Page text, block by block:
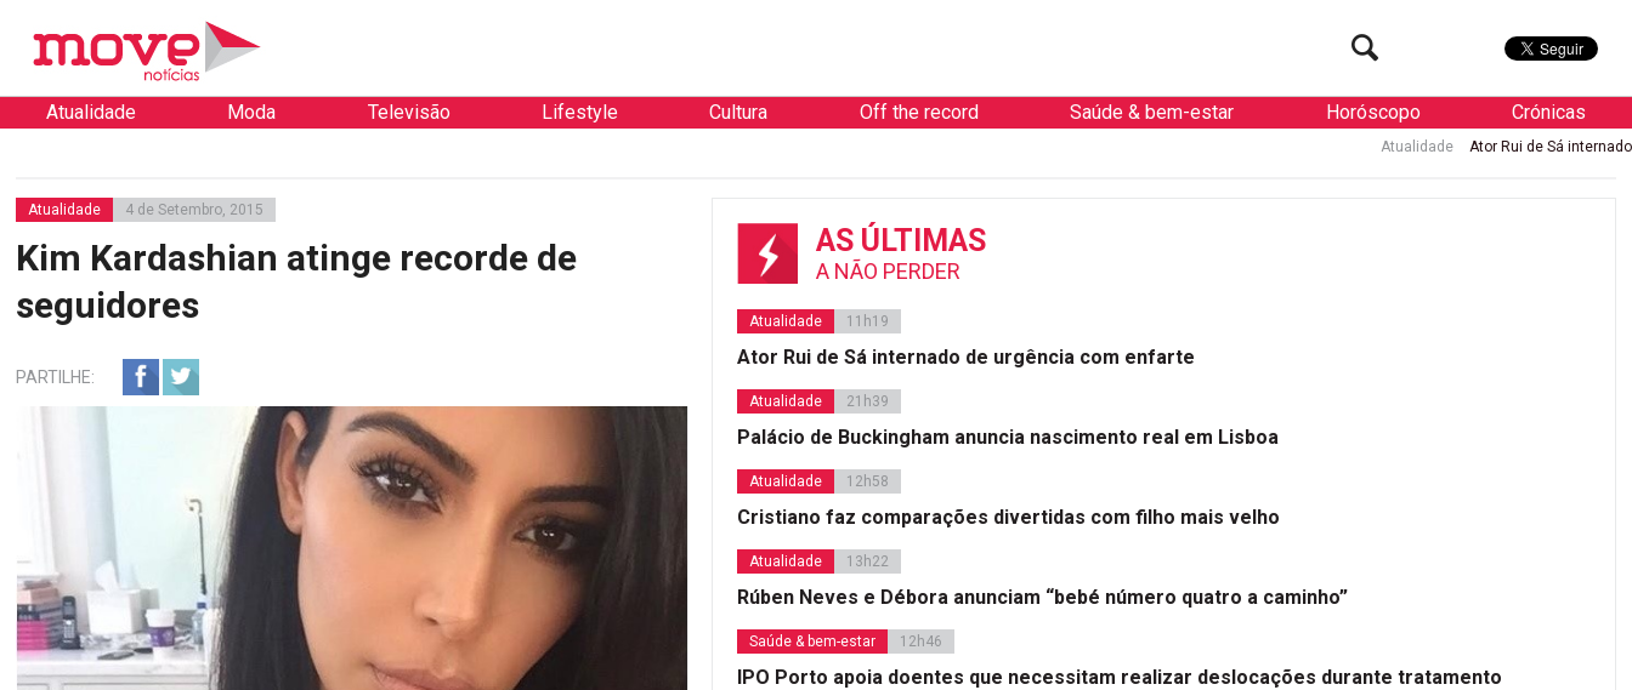
Atualidade Moda Televisão Lifestyle Cultura Off the record Saúde & bem-estar Horóscopo Crónicas
Ator Rui de Sá internado de urgência com
Atualidade 4 de Setembro, 2015
Kim Kardashian atinge recorde de
seguidores
PARTILHE:
AS ÚLTIMAS
A NÃO PERDER
Atualidade 11h19
Ator Rui de Sá internado de urgência com enfarte
Atualidade 21h39
Palácio de Buckingham anuncia nascimento real em Lisboa
Atualidade 12h58
Cristiano faz comparações divertidas com filho mais velho
Atualidade 13h22
Rúben Neves e Débora anunciam “bebé número quatro a caminho”
Saúde & bem-estar 12h46
IPO Porto apoia doentes que necessitam realizar deslocações durante tratamento